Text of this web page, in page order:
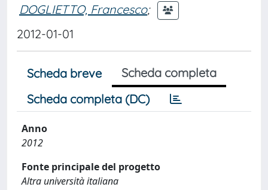
DOGLIETTO, Francesco;
2012-01-01
Scheda breve
Scheda completa
Scheda completa (DC)
Anno
2012
Fonte principale del progetto
Altra università italiana